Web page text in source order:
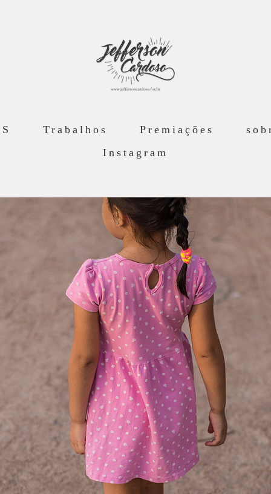
Trabalhos Premiações
Instagram